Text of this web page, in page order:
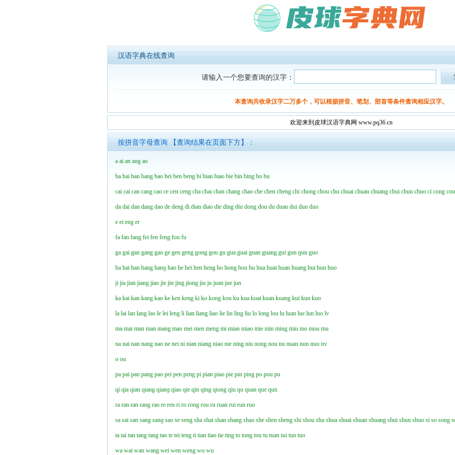
汉语字典在线查询
请输入一个您要查询的汉字：
本查询共收录汉字二万多个，可以根据拼音、笔划、部首等条件查询相应汉字。
欢迎来到皮球汉语字典网 www.pq36.cn
按拼音字母查询 【查询结果在页面下方】：
a ai an ang ao
ba bai ban bang bao bei ben beng bi bian biao bie bin bing bo bu
cai cai can cang cao ce cen ceng cha chai chan chang chao che chen cheng chi chong chou chu chuai chuan chuang chui chun chuo ci cong cou
da dai dan dang dao de deng di dian diao die ding diu dong dou du duan dui dun duo
e ei eng er
fa fan fang fei fen feng fou fu
ga gai gan gang gao ge gen geng gong gou gu gua guai guan guang gui gun ɡun guo
ha hai han hang hanɡ hao he hei hen heng ho hong hou hu hua huai huan huang hui hun huo
ji jia jian jiang jiao jie jin jing jiong jiu ju juan jue jun
ka kai kan kang kao ke ken keng ki ko kong kou ku kua kuai kuan kuang kui kun kuo
la lai lan lang lao le lei leng li lian liang liao lie lin ling liu lo long lou lu luan lue lun luo lv
ma mai man man mang mao mei men meng mi mian miao mie min ming miu mo mou mu
na nai nan nang nao ne nei ni nian niang niao nie ning niu nong nou nu nuan nun nuo nv
o ou
pa pai pan pang pao pei pen peng pi pian piao pie pin ping po pou pu
qi qia qian qiang qianɡ qiao qie qin qing qiong qiu qu quan que qun
ra ran ran rang rao re ren ri ro rong rou ru ruan rui run ruo
sa sai san sang sanɡ sao se seng sha shai shan shang shao she shen sheng shi shou shu shua shuai shuan shuang shui shun shuo si so song
ta tai tan tang tang tao te tei teng ti tian tiao tie ting to tong tou tu tuan tui tun tuo
wa wai wan wang wei wen weng wo wu